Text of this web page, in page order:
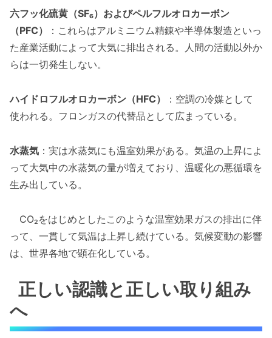
六フッ化硫黄（SF₆）およびペルフルオロカーボン
（PFC）
：これらはアルミニウム精錬や半導体製造といっ
た産業活動によって大気に排出される。人間の活動以外か
らは一切発生しない。
ハイドロフルオロカーボン（HFC）
：空調の冷媒として
使われる。フロンガスの代替品として広まっている。
水蒸気 ：実は水蒸気にも温室効果がある。気温の上昇によ
って大気中の水蒸気の量が増えており、温暖化の悪循環を
生み出している。
CO₂をはじめとしたこのような温室効果ガスの排出に伴
って、一貫して気温は上昇し続けている。気候変動の影響
は、世界各地で顕在化している。
正しい認識と正しい取り組み
へ